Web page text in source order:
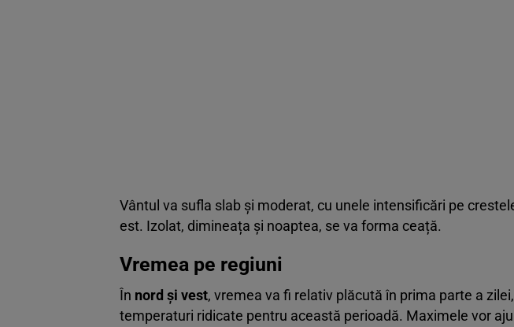
Vântul va sufla slab și moderat, cu unele intensificări pe
est. Izolat, dimineața și noaptea, se va forma ceață.
Vremea pe regiuni
În nord și vest, vremea va fi relativ plăcută în prima parte a
temperaturi ridicate pentru această perioadă. Maximele vor